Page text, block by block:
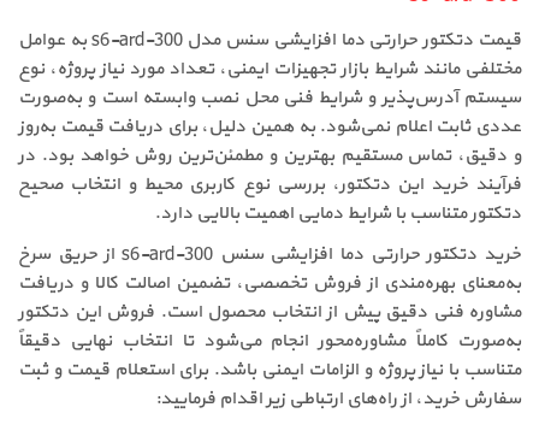
قیمت دتکتور حرارتی دما افزایشی سنس مدل s6-ard-300 به عوامل
مختلفی مانند شرایط بازار تجهیزات ایمنی، تعداد مورد نیاز پروژه، نوع
سیستم آدرس‌پذیر و شرایط فنی محل نصب وابسته است و به‌صورت
عددی ثابت اعلام نمی‌شود. به همین دلیل، برای دریافت قیمت به‌روز
و دقیق، تماس مستقیم بهترین و مطمئن‌ترین روش خواهد بود. در
فرآیند خرید این دتکتور، بررسی نوع کاربری محیط و انتخاب صحیح
دتکتور متناسب با شرایط دمایی اهمیت بالایی دارد.
خرید دتکتور حرارتی دما افزایشی سنس s6-ard-300 از حریق سرخ
به‌معنای بهره‌مندی از فروش تخصصی، تضمین اصالت کالا و دریافت
مشاوره فنی دقیق پیش از انتخاب محصول است. فروش این دتکتور
به‌صورت کاملاً مشاوره‌محور انجام می‌شود تا انتخاب نهایی دقیقاً
متناسب با نیاز پروژه و الزامات ایمنی باشد. برای استعلام قیمت و ثبت
سفارش خرید، از راه‌های ارتباطی زیر اقدام فرمایید: